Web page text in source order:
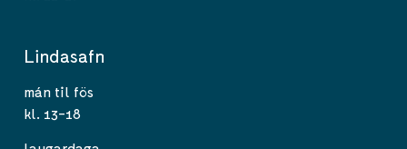
Lindasafn
mán til fös
kl. 13-18